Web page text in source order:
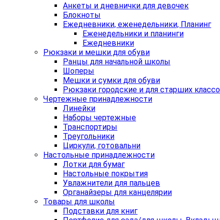
Анкеты и дневнички для девочек
Блокноты
Ежедневники, еженедельники, Планинг
Еженедельники и планинги
Ежедневники
Рюкзаки и мешки для обуви
Ранцы для начальной школы
Шоперы
Мешки и сумки для обуви
Рюкзаки городские и для старших
Чертежные принадлежности
Линейки
Наборы чертежные
Транспортиры
Треугольники
Циркули, готовальни
Настольные принадлежности
Лотки для бумаг
Настольные покрытия
Увлажнители для пальцев
Органайзеры для канцелярии
Товары для школы
Подставки для книг